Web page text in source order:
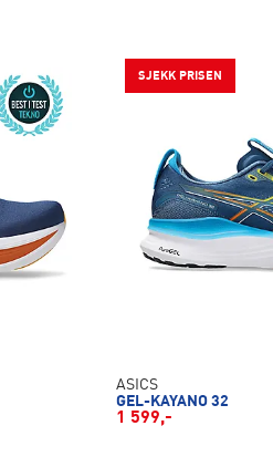
SJEKK PRISEN
ASICS
GEL-KAYANO 32
1 599,-